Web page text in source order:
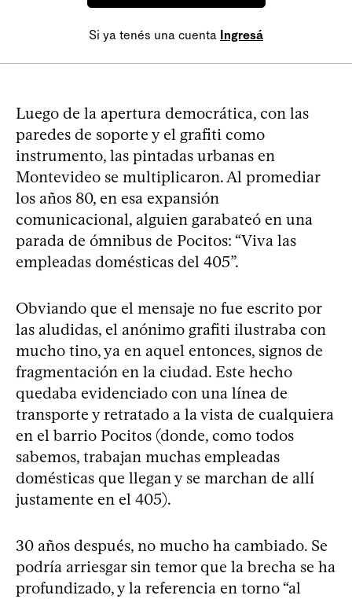
Si ya tenés una cuenta Ingresá
Luego de la apertura democrática, con las
paredes de soporte y el grafiti como
instrumento, las pintadas urbanas en
Montevideo se multiplicaron. Al promediar
los años 80, en esa expansión
comunicacional, alguien garabateó en una
parada de ómnibus de Pocitos: “Viva las
empleadas domésticas del 405”.
Obviando que el mensaje no fue escrito por
las aludidas, el anónimo grafiti ilustraba con
mucho tino, ya en aquel entonces, signos de
fragmentación en la ciudad. Este hecho
quedaba evidenciado con una línea de
transporte y retratado a la vista de cualquiera
en el barrio Pocitos (donde, como todos
sabemos, trabajan muchas empleadas
domésticas que llegan y se marchan de allí
justamente en el 405).
30 años después, no mucho ha cambiado. Se
podría arriesgar sin temor que la brecha se ha
profundizado, y la referencia en torno “al